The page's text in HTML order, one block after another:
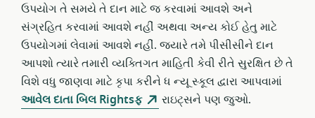
ઉપયોગ તે સમયે તે દાન માટે જ કરવામાં આવશે અને
સંગ્રહિત કરવામાં આવશે નહીં અથવા અન્ય કોઈ હેતુ માટે
ઉપયોગમાં લેવામાં આવશે નહીં. જ્યારે તમે પીસીસીને દાન
આપશો ત્યારે તમારી વ્યક્તિગત માહિતી કેવી રીતે સુરક્ષિત છે તે
વિશે વધુ જાણવા માટે કૃપા કરીને ધ ન્યૂ સ્કૂલ દ્વારા આપવામાં
આવેલ દાતા બિલ Rightsફ
રાઇટ્સને પણ જુઓ.